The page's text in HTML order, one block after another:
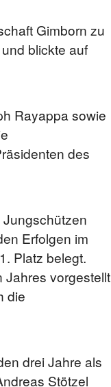
Gimborn zu
blickte auf
Rayappa sowie
des
Erfolgen im
Platz belegt.
Jahres vorgestellt
die
drei Jahre als
Stötzel